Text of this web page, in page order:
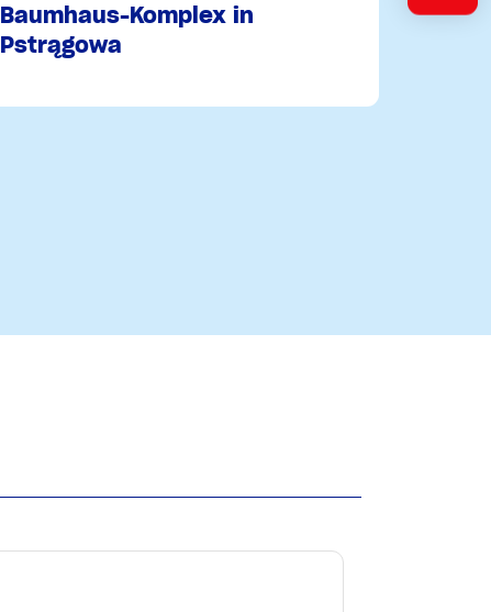
Baumhaus-Komplex in
Pstrągowa